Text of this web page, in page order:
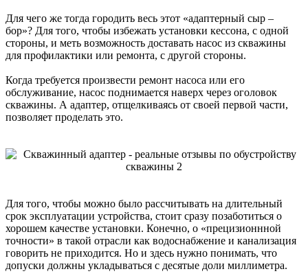
Для чего же тогда городить весь этот «адаптерный сыр –
бор»? Для того, чтобы избежать установки кессона, с одной
стороны, и меть возможность доставать насос из скважины
для профилактики или ремонта, с другой стороны.
Когда требуется произвести ремонт насоса или его
обслуживание, насос поднимается наверх через оголовок
скважины. А адаптер, отщелкиваясь от своей первой части,
позволяет проделать это.
Для того, чтобы можно было рассчитывать на длительный
срок эксплуатации устройства, стоит сразу позаботиться о
хорошем качестве установки. Конечно, о «прецизионнной
точности» в такой отрасли как водоснабжение и канализация
говорить не приходится. Но и здесь нужно понимать, что
допуски должны укладываться с десятые доли миллиметра.